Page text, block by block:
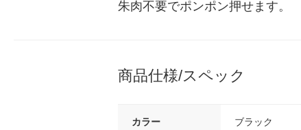
朱肉不要でポンポン押せます。
商品仕様/スペック
カラー ブラック